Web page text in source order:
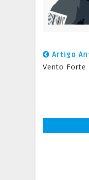
Artigo
Vento Forte